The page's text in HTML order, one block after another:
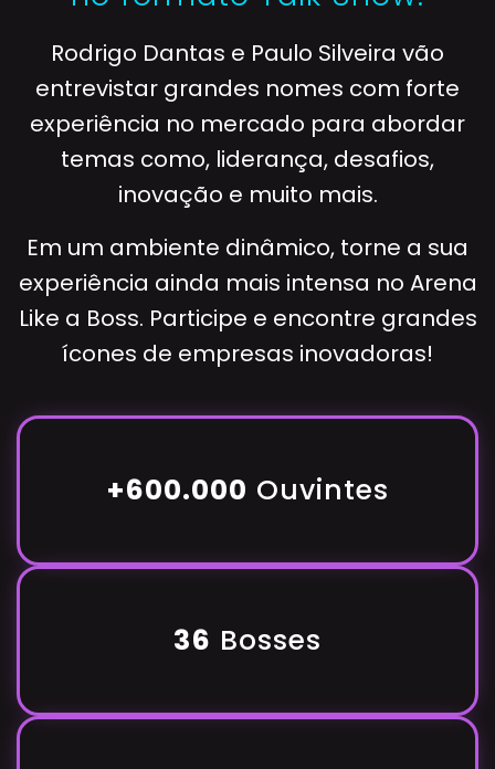
Rodrigo Dantas e Paulo Silveira vão
entrevistar grandes nomes com forte
experiência no mercado para abordar
temas como, liderança, desafios,
inovação e muito mais.
Em um ambiente dinâmico, torne a sua
experiência ainda mais intensa no Arena
Like a Boss. Participe e encontre grandes
ícones de empresas inovadoras!
+600.000 Ouvintes
36 Bosses